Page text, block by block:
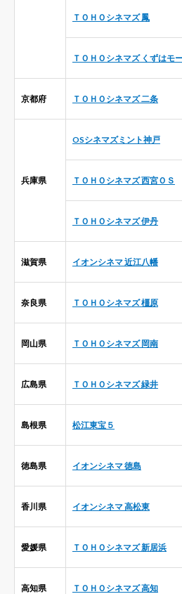
ＴＯＨＯシネマズ 鳳
ＴＯＨＯシネマズ くずはモ
京都府 ＴＯＨＯシネマズ 二条
兵庫県
OSシネマズミント神戸
ＴＯＨＯシネマズ 西宮ＯＳ
ＴＯＨＯシネマズ 伊丹
滋賀県 イオンシネマ 近江八幡
奈良県 ＴＯＨＯシネマズ 橿原
岡山県 ＴＯＨＯシネマズ 岡南
広島県 ＴＯＨＯシネマズ 緑井
島根県 松江東宝５
徳島県 イオンシネマ 徳島
香川県 イオンシネマ 高松東
愛媛県 ＴＯＨＯシネマズ 新居浜
高知県 ＴＯＨＯシネマズ 高知